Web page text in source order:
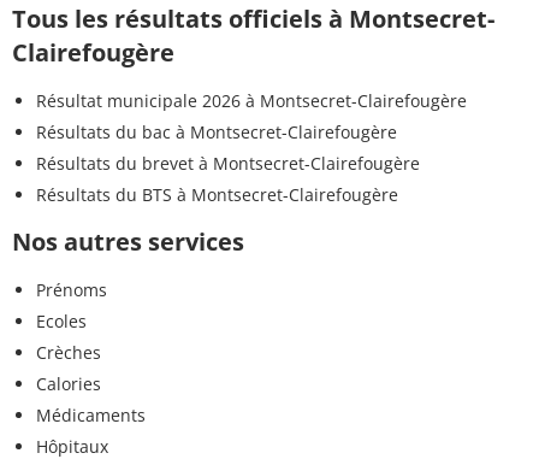
Tous les résultats officiels à Montsecret-
Clairefougère
Résultat municipale 2026 à Montsecret-Clairefougère
Résultats du bac à Montsecret-Clairefougère
Résultats du brevet à Montsecret-Clairefougère
Résultats du BTS à Montsecret-Clairefougère
Nos autres services
Prénoms
Ecoles
Crèches
Calories
Médicaments
Hôpitaux